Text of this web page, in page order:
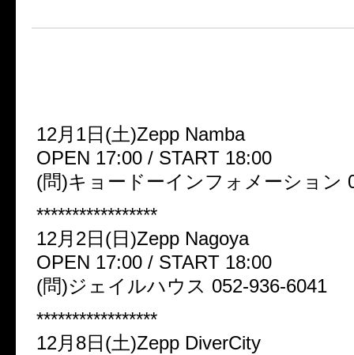
12月1日(土)Zepp Namba
OPEN 17:00 / START 18:00
(問)キョードーインフォメーション
*****************
12月2日(日)Zepp Nagoya
OPEN 17:00 / START 18:00
(問)ジェイルハウス 052-936-6041
*****************
12月8日(土)Zepp DiverCity